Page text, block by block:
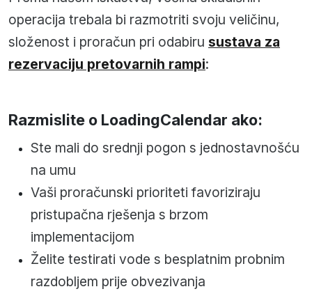
operacija trebala bi razmotriti svoju veličinu,
složenost i proračun pri odabiru sustava za
rezervaciju pretovarnih rampi:
Razmislite o LoadingCalendar ako:
Ste mali do srednji pogon s jednostavnošću
na umu
Vaši proračunski prioriteti favoriziraju
pristupačna rješenja s brzom
implementacijom
Želite testirati vode s besplatnim probnim
razdobljem prije obvezivanja